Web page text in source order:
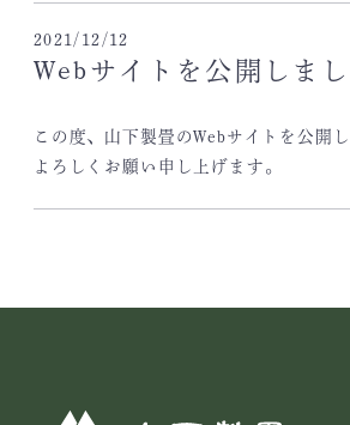
2021/12/12
Webサイトを公開しま
この度、山下製畳のWebサイトを公開し
よろしくお願い申し上げます。